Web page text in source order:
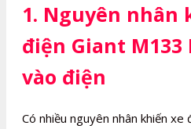
1. Nguyên nhân
điện Giant
vào điện
Có nhiều nguyên nhân khiến